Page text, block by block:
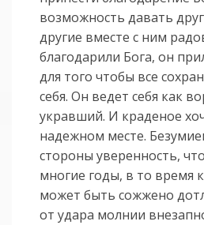
возможность давать
другие вместе с ним
благодарили Бога, он
для того чтобы все
себя. Он ведет себя как
укравший. И краденое
надежном месте.
стороны уверенность,
многие годы, в то время
может быть сожжено
от удара молнии